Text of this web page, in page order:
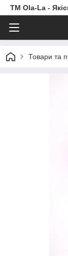
TM Ola-La -
Товари та